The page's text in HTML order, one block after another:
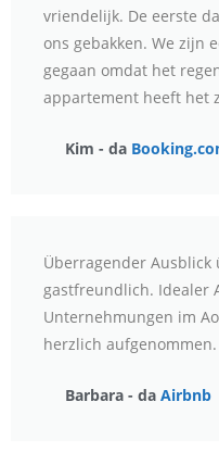
vriendelijk. De eerste
ons gebakken. We zijn
gegaan omdat het
appartement heeft het
Kim - da
Überragender Ausblick
gastfreundlich. Idealer
Unternehmungen im
herzlich
Barbara - da Airbnb